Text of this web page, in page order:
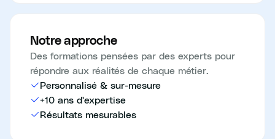
Notre approche
Des formations pensées par des experts pour
répondre aux réalités de chaque métier.
Personnalisé & sur-mesure
+10 ans d'expertise
Résultats mesurables